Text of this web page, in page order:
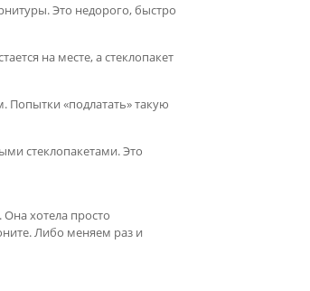
Это недорого, быстро
на месте, а стеклопакет
«подлатать» такую
стеклопакетами. Это
хотела просто
Либо меняем раз и